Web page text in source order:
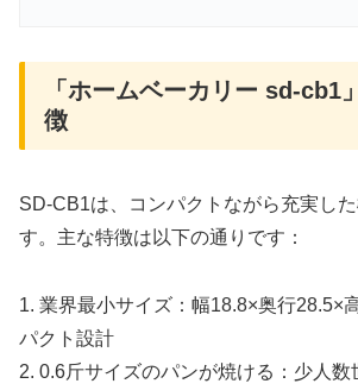
「ホームベーカリー sd-cb1
徴
SD-CB1は、コンパクトながら充実し
す。主な特徴は以下の通りです：
1. 業界最小サイズ：幅18.8×奥行28.5×
パクト設計
2. 0.6斤サイズのパンが焼ける：少人